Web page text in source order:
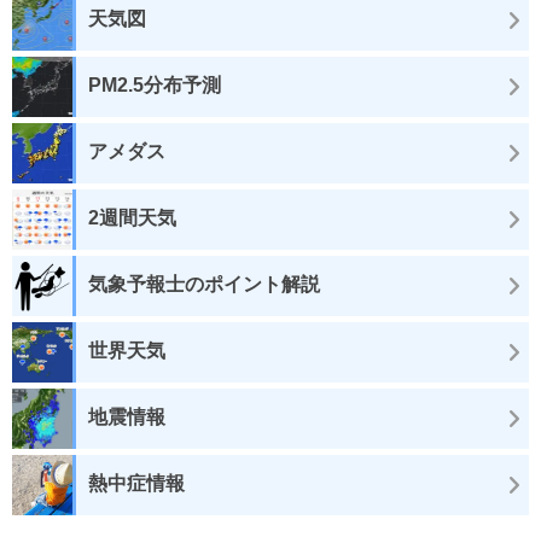
天気図
PM2.5分布予測
アメダス
2週間天気
気象予報士のポイント解説
世界天気
地震情報
熱中症情報